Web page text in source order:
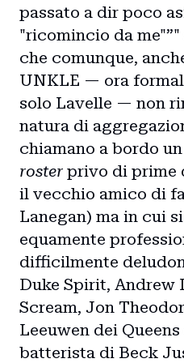
passato a dir poco
"ricomincio da
che comunque,
UNKLE — ora
solo Lavelle — non
natura di
chiamano a bordo
roster privo di prime
il vecchio amico di
Lanegan) ma in cui
equamente
difficilmente
Duke Spirit, Andrew
Scream, Jon
Leeuwen dei
batterista di Beck